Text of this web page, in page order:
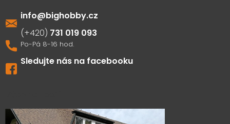
info@bighobby.cz
731 019 093
Sledujte nás na facebooku